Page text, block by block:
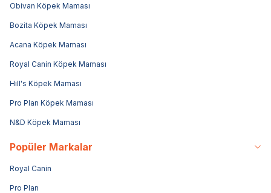
Obivan Köpek Maması
Bozita Köpek Maması
Acana Köpek Maması
Royal Canin Köpek Maması
Hill's Köpek Maması
Pro Plan Köpek Maması
N&D Köpek Maması
Popüler Markalar
Royal Canin
Pro Plan